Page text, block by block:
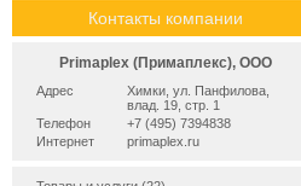
Контакты компании
Primaplex (Примаплекс), ООО
Адрес
Химки, ул. Панфилова,
влад. 19, стр. 1
Телефон
+7 (495) 7394838
Интернет
primaplex.ru